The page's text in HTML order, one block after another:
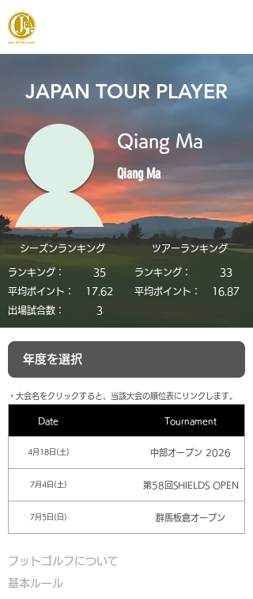
JAPAN TOUR PLAYER
Qiang Ma
Qiang Ma
シーズンランキング
ランキング：
35
平均ポイント：
17.62
​出場試合数：
3
​ツアーランキング
ランキング：
33
平均ポイント：
16.87
​・大会名をクリックすると、当該大会の順位表にリンクします。
Date Tournament
4月18日(土) 中部オープン 2026
7月4日(土) 第58回SHIELDS OPEN
7月5日(日) 群馬板倉オープン
フットゴルフについて
基本ルール